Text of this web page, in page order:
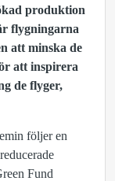
produktion
flygningarna
att minska de
att inspirera
de flyger,
följer en
Fund